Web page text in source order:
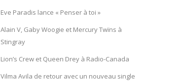
Eve Paradis lance « Penser à toi »
Alain V, Gaby Woogie et Mercury Twïns à
Stingray
Lion’s Crew et Queen Drey à Radio-Canada
Vilma Avila de retour avec un nouveau single